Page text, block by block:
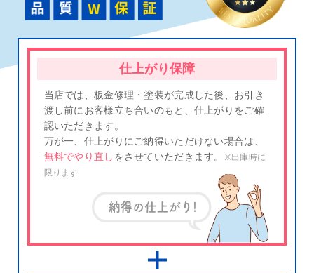
仕上がり保障
当店では、板金修理・塗装が完成した後、お引き
渡し前にお客様立ち合いのもと、仕上がりをご確
認いただきます。
万が一、仕上がりにご納得いただけない場合は、
無料でやり直し をさせていただきます。 ※出庫時に
限ります